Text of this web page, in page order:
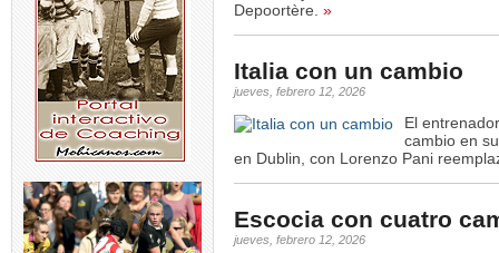
Depoortère. »
Italia con un cambio
jueves, febrero 12, 2026
El
cambio en
en Dublin, con Lorenzo Pani
Escocia con cuatro
jueves, febrero 12, 2026